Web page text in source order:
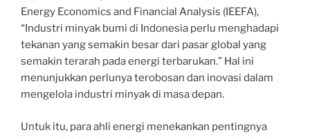
Energy Economics and Financial Analysis (IEEFA),
“Industri minyak bumi di Indonesia perlu menghadapi
tekanan yang semakin besar dari pasar global yang
semakin terarah pada energi terbarukan.” Hal ini
menunjukkan perlunya terobosan dan inovasi dalam
mengelola industri minyak di masa depan.
Untuk itu, para ahli energi menekankan pentingnya